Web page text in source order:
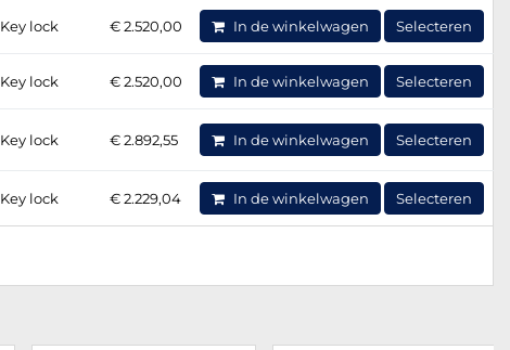
Key lock € 2.520,00 In de winkelwagen Selecteren
Key lock € 2.520,00 In de winkelwagen Selecteren
Key lock € 2.892,55 In de winkelwagen Selecteren
Key lock € 2.229,04 In de winkelwagen Selecteren